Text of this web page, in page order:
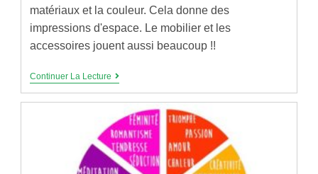
matériaux et la couleur. Cela donne des
impressions d'espace. Le mobilier et les
accessoires jouent aussi beaucoup !!
Continuer La Lecture COMMENT
PIÈCE
SANS
BOUGER
LES
MURS
EN